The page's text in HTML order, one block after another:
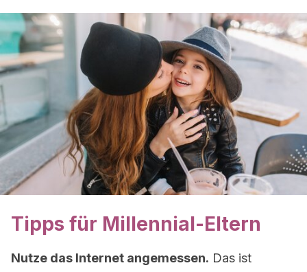
Tipps für Millennial-Eltern
Nutze das Internet angemessen. Das ist